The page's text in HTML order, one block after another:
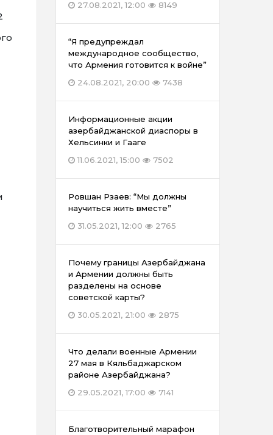
27.08.2021, 12:00
8149
“Я предупреждал
международное сообщество,
что Армения готовится к войне”
24.08.2021, 20:00
7438
Информационные акции
азербайджанской диаспоры в
Хельсинки и Гааге
11.06.2021, 15:00
7502
Ровшан Рзаев: “Мы должны
научиться жить вместе”
31.05.2021, 12:00
2765
Почему границы Азербайджана
и Армении должны быть
разделены на основе
советской карты?
30.05.2021, 21:00
2875
Что делали военные Армении
27 мая в Кяльбаджарском
районе Азербайджана?
29.05.2021, 17:00
7141
Благотворительный марафон